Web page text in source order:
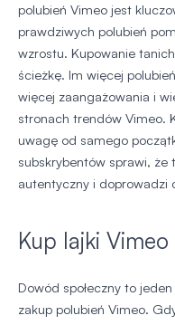
polubień Vimeo jest
prawdziwych polubień
wzrostu. Kupowanie
ścieżkę. Im więcej
więcej zaangażowania i
stronach trendów Vimeo.
uwagę od samego
subskrybentów sprawi, że
autentyczny i doprowadzi
Kup lajki
Dowód społeczny to
zakup polubień Vimeo.